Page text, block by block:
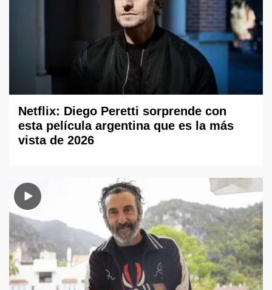
Netflix: Diego Peretti sorprende con
esta película argentina que es la más
vista de 2026